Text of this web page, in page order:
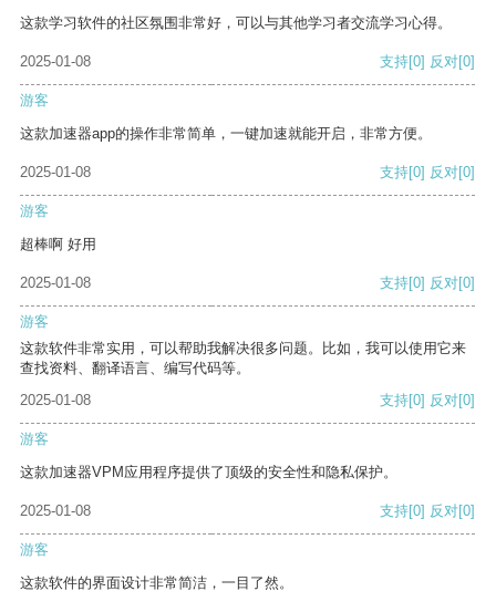
这款学习软件的社区氛围非常好，可以与其他学习者交流学习心得。
2025-01-08 支持[0] 反对[0]
游客
这款加速器app的操作非常简单，一键加速就能开启，非常方便。
2025-01-08 支持[0] 反对[0]
游客
超棒啊 好用
2025-01-08 支持[0] 反对[0]
游客
这款软件非常实用，可以帮助我解决很多问题。比如，我可以使用它来
查找资料、翻译语言、编写代码等。
2025-01-08
支持[0] 反对[0]
游客
这款加速器VPM应用程序提供了顶级的安全性和隐私保护。
2025-01-08 支持[0] 反对[0]
游客
这款软件的界面设计非常简洁，一目了然。